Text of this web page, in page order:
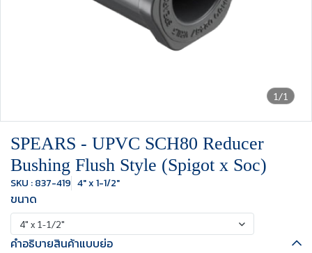
1/1
SPEARS - UPVC SCH80 Reducer
Bushing Flush Style (Spigot x Soc)
SKU : 837-419 4" x 1-1/2"
ขนาด
4" x 1-1/2"
คำอธิบายสินค้าแบบย่อ